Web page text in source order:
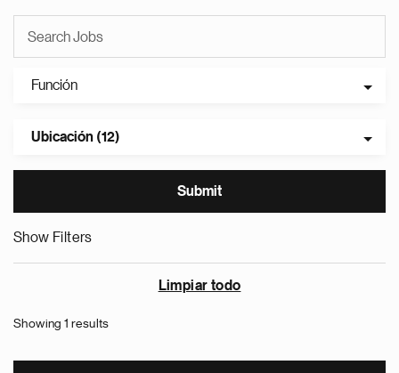
Función
Ubicación (12)
Show Filters
Limpiar todo
Showing 1 results